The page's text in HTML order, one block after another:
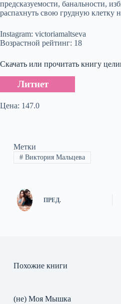
предсказуемости, банальности,
распахнуть свою грудную клетку
Instagram: victoriamaltseva
Возрастной рейтинг: 18
Скачать или прочитать книгу
Литнет
Цена: 147.0
Метки
#Виктория Мальцева
ПРЕД.
Похожие книги
(не) Моя Мышка